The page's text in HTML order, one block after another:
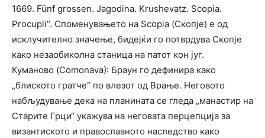
1669. Fünf grossen. Jagodina. Krushevatz. Scopia.
Procupli“. Споменувањето на Scopia (Скопје) е од
исклучително значење, бидејќи го потврдува Скопје
како незаобиколна станица на патот кон југ.
Куманово (Comonava): Браун го дефинира како
„блиското гратче“ по влезот од Врање. Неговото
набљудување дека на планината се гледа „манастир на
Старите Грци“ укажува на неговата перцепција за
византиското и православното наследство како